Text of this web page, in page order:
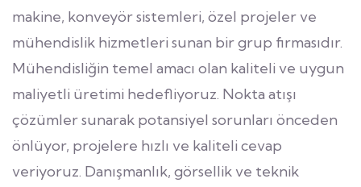
makine, konveyör sistemleri, özel projeler ve
mühendislik hizmetleri sunan bir grup firmasıdır.
Mühendisliğin temel amacı olan kaliteli ve uygun
maliyetli üretimi hedefliyoruz. Nokta atışı
çözümler sunarak potansiyel sorunları önceden
önlüyor, projelere hızlı ve kaliteli cevap
veriyoruz. Danışmanlık, görsellik ve teknik